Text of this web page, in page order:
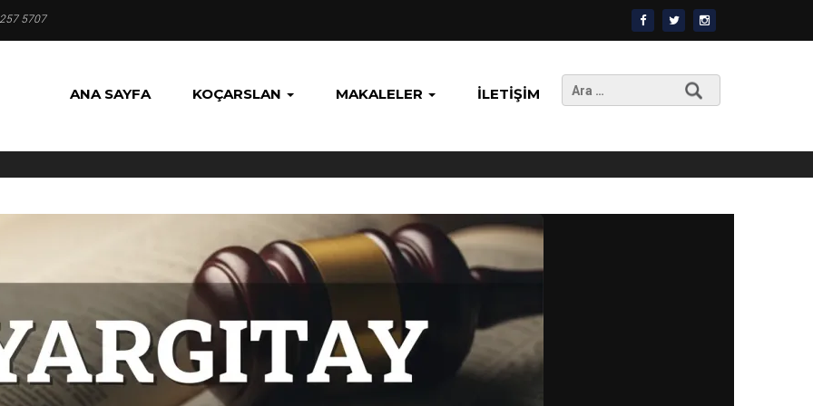
5707
ANA SAYFA KOÇARSLAN MAKALELER İLETIŞIM
Arama: